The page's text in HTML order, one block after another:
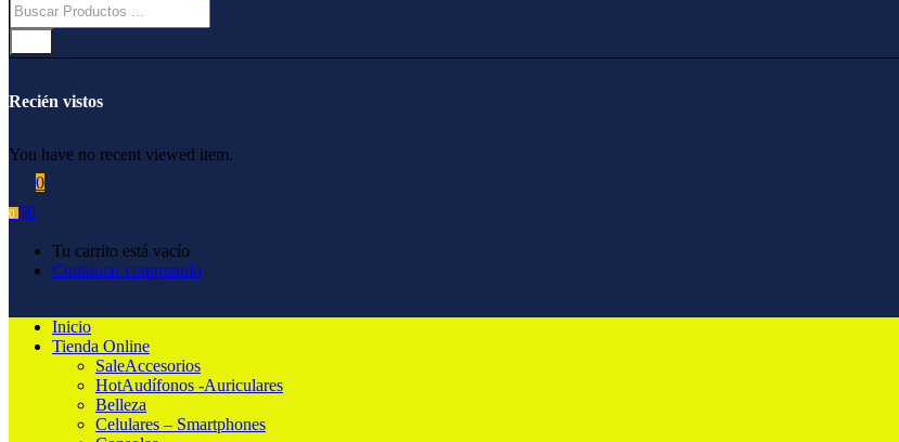
Recién vistos
You have no recent viewed item.
0
0 $0
Tu carrito está vacío
Continuar comprando
Inicio
Tienda Online
SaleAccesorios
HotAudífonos -Auriculares
Belleza
Celulares – Smartphones